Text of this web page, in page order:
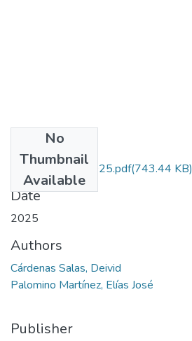
No
Thumbnail
Available
CardenasSalas.2025.pdf(743.44 KB)
Date
2025
Authors
Cárdenas Salas, Deivid
Palomino Martínez, Elías José
Publisher